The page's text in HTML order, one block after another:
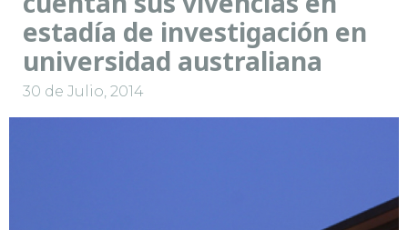
estadía de investigación en
universidad australiana
30 de Julio, 2014